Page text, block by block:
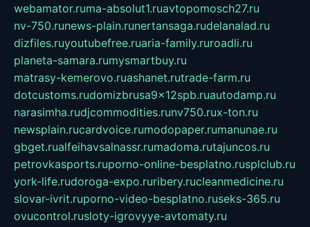
webamator.ruma-absolut1.ruavtopomosch27.ru
nv-750.runews-plain.runertansaga.rudelanalad.ru
dizfiles.ruyoutubefree.ruaria-family.ruroadli.ru
planeta-samara.rumysmartbuy.ru
matrasy-kemerovo.ruashanet.rutrade-farm.ru
dotcustoms.rudomizbrusa9x12spb.ruautodamp.ru
narasimha.rudjcommodities.runv750.rux-ton.ru
newsplain.rucardvoice.rumodopaper.rumanunae.ru
gbget.rualfeihavsalnassr.rumadoma.rutajuncos.ru
petrovkasports.ruporno-online-besplatno.rusplclub.ru
york-life.rudoroga-expo.ruribery.rucleanmedicine.ru
slovar-ivrit.ruporno-video-besplatno.ruseks-365.ru
ovucontrol.rusloty-igrovyye-avtomaty.ru